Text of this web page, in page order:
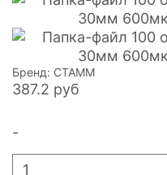
Бренд: СТАММ
387.2 руб
-